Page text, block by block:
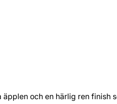
och en härlig ren finish